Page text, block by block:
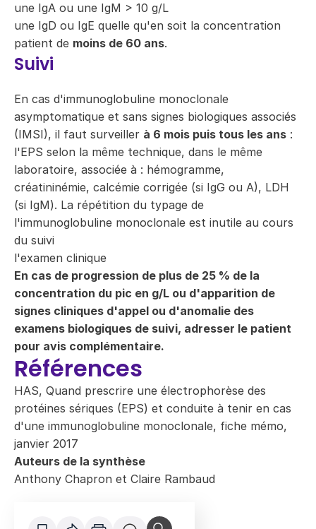
une IgA ou une IgM > 10 g/L
une IgD ou IgE quelle qu'en soit la concentration
patient de moins de 60 ans.
Suivi
En cas d'immunoglobuline monoclonale
asymptomatique et sans signes biologiques associés
(IMSI), il faut surveiller à 6 mois puis tous les ans :
l'EPS selon la même technique, dans le même
laboratoire, associée à : hémogramme,
créatininémie, calcémie corrigée (si IgG ou A), LDH
(si IgM). La répétition du typage de
l'immunoglobuline monoclonale est inutile au cours
du suivi
l'examen clinique
En cas de progression de plus de 25 % de la
concentration du pic en g/L ou d'apparition de
signes cliniques d'appel ou d'anomalie des
examens biologiques de suivi, adresser le patient
pour avis complémentaire.
Références
HAS, Quand prescrire une électrophorèse des
protéines sériques (EPS) et conduite à tenir en cas
d'une immunoglobuline monoclonale, fiche mémo,
janvier 2017
Auteurs de la synthèse
Anthony Chapron et Claire Rambaud